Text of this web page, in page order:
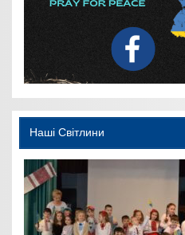
Наші Світлини